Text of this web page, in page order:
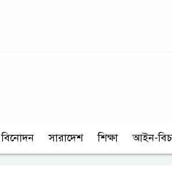
বিনোদন সারাদেশ শিক্ষা আইন-